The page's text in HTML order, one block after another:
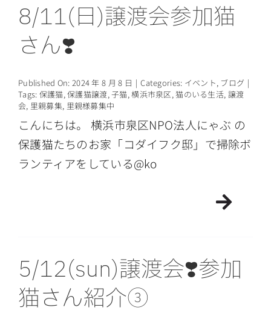
8/11(日)譲渡会参加猫
さん❣️
Published On: 2024 年 8 月 8 日 | Categories: イベント, ブログ |
Tags: 保護猫,保護猫譲渡,子猫,横浜市泉区,猫のいる生活, 譲渡
会, 里親募集, 里親様募集中
こんにちは。 横浜市泉区NPO法人にゃぶ の
保護猫たちのお家「コダイフク邸」で掃除ボ
ランティアをしている@ko
5/12(sun)譲渡会❣️参加
猫さん紹介③